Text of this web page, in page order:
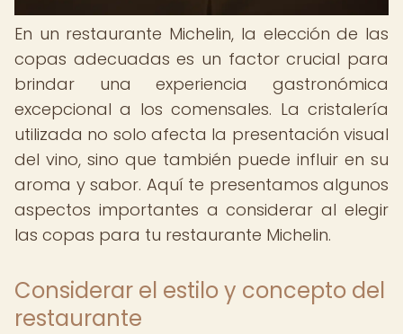
En un restaurante Michelin, la elección de las
copas adecuadas es un factor crucial para
brindar una experiencia gastronómica
excepcional a los comensales. La cristalería
utilizada no solo afecta la presentación visual
del vino, sino que también puede influir en su
aroma y sabor. Aquí te presentamos algunos
aspectos importantes a considerar al elegir
las copas para tu restaurante Michelin.
Considerar el estilo y concepto del
restaurante